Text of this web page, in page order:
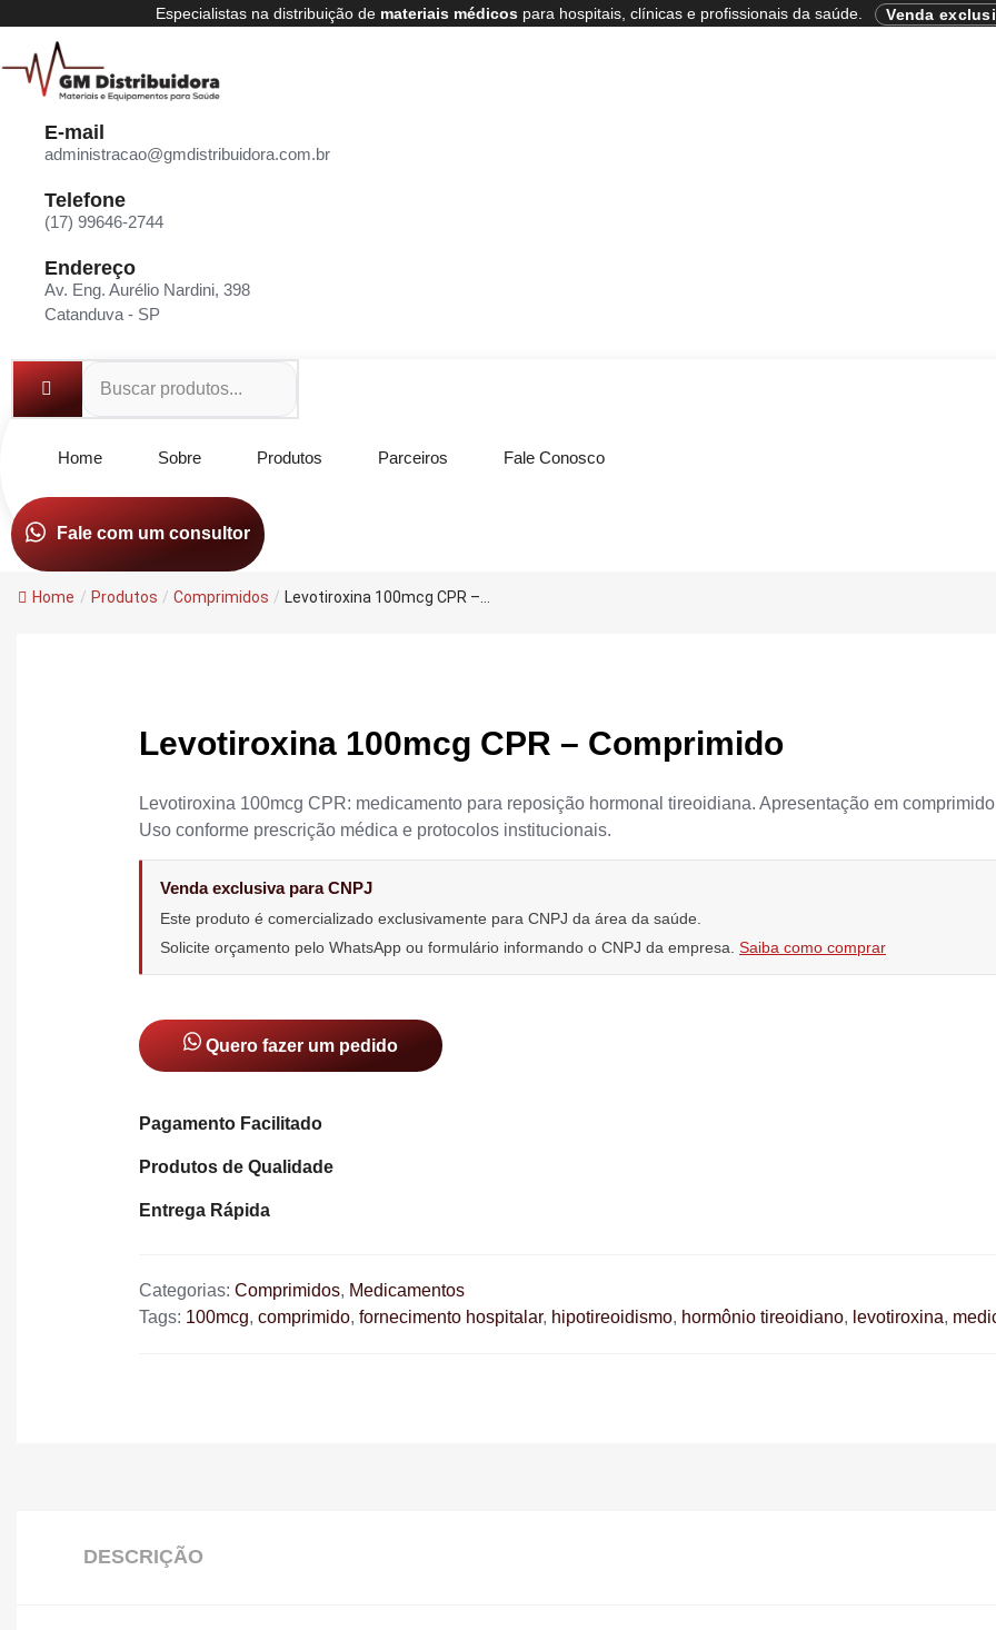
Especialistas na distribuição de materiais médicospara hospitais, clínicas e profissionais da saúde. Venda
E-mail
administracao@gmdistribuidora.com.br
Telefone
(17) 99646-2744
Endereço
Av. Eng. Aurélio Nardini, 398
Catanduva - SP
Home Sobre Produtos Parceiros Fale Conosco
Fale com um consultor
Home / Produtos / Comprimidos / Levotiroxina 100mcg CPR –...
Levotiroxina 100mcg CPR – Comprimido
Levotiroxina 100mcg CPR: medicamento para reposição hormonal tireoidiana. Apresentação em
Uso conforme prescrição médica e protocolos institucionais.
Venda exclusiva para CNPJ
Este produto é comercializado exclusivamente para CNPJ da área da saúde.
Solicite orçamento pelo WhatsApp ou formulário informando o CNPJ da empresa. Saiba como comprar
Quero fazer um pedido
Pagamento Facilitado
Produtos de Qualidade
Entrega Rápida
Categorias: Comprimidos, Medicamentos
Tags: 100mcg, comprimido, fornecimento hospitalar, hipotireoidismo, hormônio tireoidiano, levotiroxina,
DESCRIÇÃO